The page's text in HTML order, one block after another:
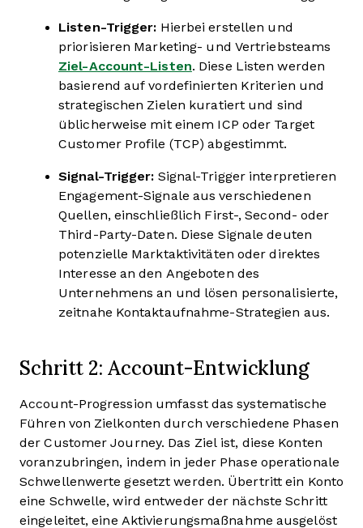
Listen-Trigger: Hierbei erstellen und
priorisieren Marketing- und Vertriebsteams
Ziel-Account-Listen. Diese Listen werden
basierend auf vordefinierten Kriterien und
strategischen Zielen kuratiert und sind
üblicherweise mit einem ICP oder Target
Customer Profile (TCP) abgestimmt.
Signal-Trigger: Signal-Trigger interpretieren
Engagement-Signale aus verschiedenen
Quellen, einschließlich First-, Second- oder
Third-Party-Daten. Diese Signale deuten
potenzielle Marktaktivitäten oder direktes
Interesse an den Angeboten des
Unternehmens an und lösen personalisierte,
zeitnahe Kontaktaufnahme-Strategien aus.
Schritt 2: Account-Entwicklung
Account-Progression umfasst das systematische
Führen von Zielkonten durch verschiedene Phasen
der Customer Journey. Das Ziel ist, diese Konten
voranzubringen, indem in jeder Phase operationale
Schwellenwerte gesetzt werden. Übertritt ein Konto
eine Schwelle, wird entweder der nächste Schritt
eingeleitet, eine Aktivierungsmaßnahme ausgelöst